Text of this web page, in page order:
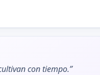
con tiempo.”